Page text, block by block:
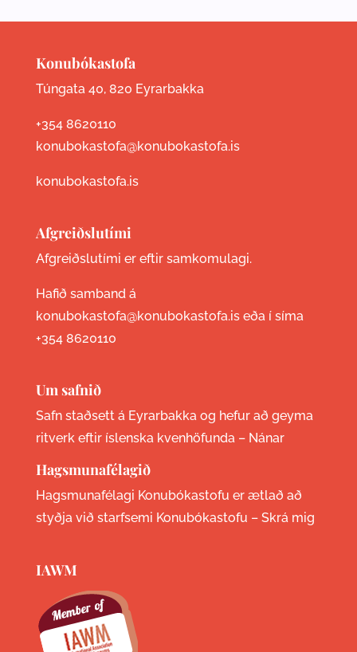
Konubókastofa
Túngata 40, 820 Eyrarbakka
+354 8620110
konubokastofa@konubokastofa.is
konubokastofa.is
Afgreiðslutími
Afgreiðslutími er eftir samkomulagi.
Hafið samband á
konubokastofa@konubokastofa.is eða í síma
+354 8620110
Um safnið
Safn staðsett á Eyrarbakka og hefur að geyma
ritverk eftir íslenska kvenhöfunda – Nánar
Hagsmunafélagið
Hagsmunafélagi Konubókastofu er ætlað að
styðja við starfsemi Konubókastofu – Skrá mig
IAWM